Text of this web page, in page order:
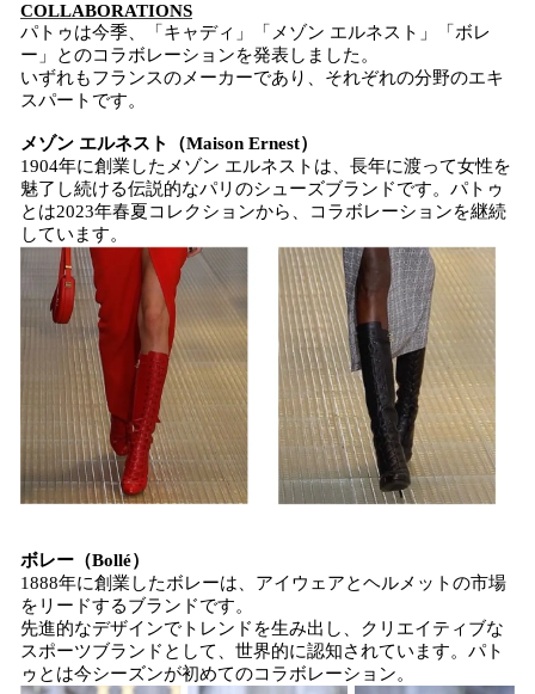
COLLABORATIONS
パトゥは今季、「キャディ」「メゾン エルネスト」「ボレ
ー」とのコラボレーションを発表しました。
いずれもフランスのメーカーであり、それぞれの分野のエキ
スパートです。
メゾン エルネスト（Maison Ernest）
1904年に創業したメゾン エルネストは、長年に渡って女性を
魅了し続ける伝説的なパリのシューズブランドです。パトゥ
とは2023年春夏コレクションから、コラボレーションを継続
しています。
ボレー（Bollé）
1888年に創業したボレーは、アイウェアとヘルメットの市場
をリードするブランドです。
先進的なデザインでトレンドを生み出し、クリエイティブな
スポーツブランドとして、世界的に認知されています。パト
ゥとは今シーズンが初めてのコラボレーション。